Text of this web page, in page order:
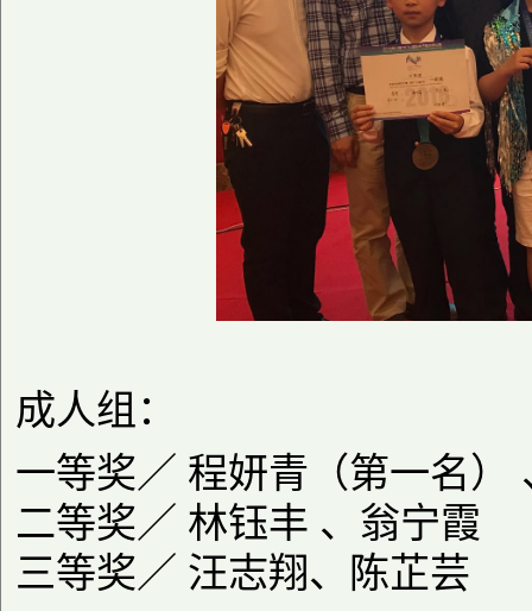
成人组：
一等奖／ 程妍青（第一名）
二等奖／ 林钰丰 、翁宁霞
三等奖／ 汪志翔、陈芷芸